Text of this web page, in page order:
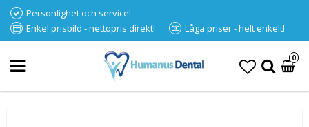
Personlighet och service!
Enkel prisbild - nettopris direkt!
Låga priser - helt enkelt!
0